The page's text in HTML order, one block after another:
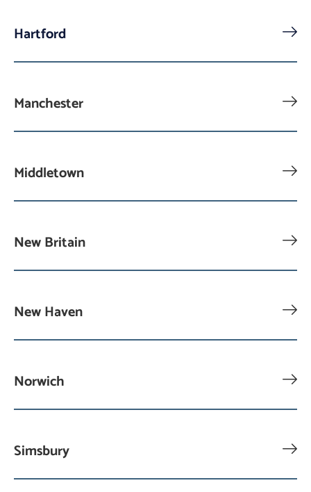
Hartford
Manchester
Middletown
New Britain
New Haven
Norwich
Simsbury